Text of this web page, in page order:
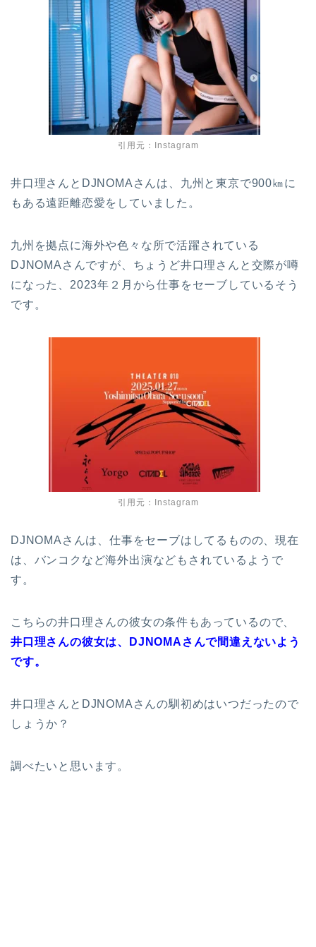
引用元：Instagram
井口理さんとDJNOMAさんは、九州と東京で900㎞に
もある遠距離恋愛をしていました。
九州を拠点に海外や色々な所で活躍されている
DJNOMAさんですが、ちょうど井口理さんと交際が噂
になった、2023年２月から仕事をセーブしているそう
です。
引用元：Instagram
DJNOMAさんは、仕事をセーブはしてるものの、現在
は、バンコクなど海外出演などもされているようで
す。
こちらの井口理さんの彼女の条件もあっているので、
井口理さんの彼女は、DJNOMAさんで間違えないよう
です。
井口理さんとDJNOMAさんの馴初めはいつだったので
しょうか？
調べたいと思います。